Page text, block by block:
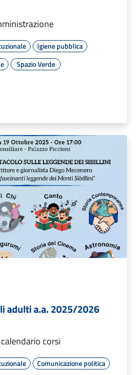
Igiene pubblica
Spazio Verde
adulti a.a. 2025/2026
corsi
Comunicazione politica